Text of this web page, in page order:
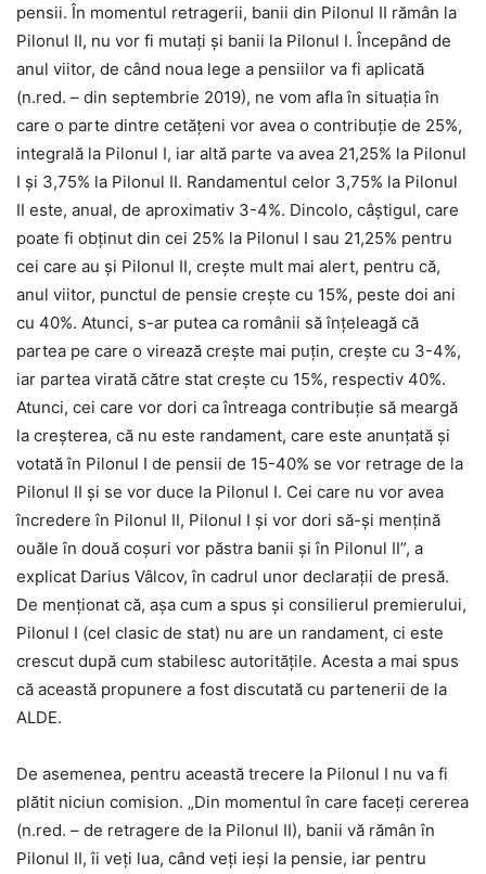
pensii. În momentul retragerii, banii din Pilonul II rămân la
Pilonul II, nu vor fi mutați și banii la Pilonul I. Începând de
anul viitor, de când noua lege a pensiilor va fi aplicată
(n.red. – din septembrie 2019), ne vom afla în situația în
care o parte dintre cetățeni vor avea o contribuție de 25%,
integrală la Pilonul I, iar altă parte va avea 21,25% la Pilonul
I și 3,75% la Pilonul II. Randamentul celor 3,75% la Pilonul
II este, anual, de aproximativ 3-4%. Dincolo, câștigul, care
poate fi obținut din cei 25% la Pilonul I sau 21,25% pentru
cei care au și Pilonul II, crește mult mai alert, pentru că,
anul viitor, punctul de pensie crește cu 15%, peste doi ani
cu 40%. Atunci, s-ar putea ca românii să înțeleagă că
partea pe care o virează crește mai puțin, crește cu 3-4%,
iar partea virată către stat crește cu 15%, respectiv 40%.
Atunci, cei care vor dori ca întreaga contribuție să meargă
la creșterea, că nu este randament, care este anunțată și
votată în Pilonul I de pensii de 15-40% se vor retrage de la
Pilonul II și se vor duce la Pilonul I. Cei care nu vor avea
încredere în Pilonul II, Pilonul I și vor dori să-și mențină
ouăle în două coșuri vor păstra banii și în Pilonul II”, a
explicat Darius Vâlcov, în cadrul unor declarații de presă.
De menționat că, așa cum a spus și consilierul premierului,
Pilonul I (cel clasic de stat) nu are un randament, ci este
crescut după cum stabilesc autoritățile. Acesta a mai spus
că această propunere a fost discutată cu partenerii de la
ALDE.
De asemenea, pentru această trecere la Pilonul I nu va fi
plătit niciun comision. „Din momentul în care faceți cererea
(n.red. – de retragere de la Pilonul II), banii vă rămân în
Pilonul II, îi veți lua, când veți ieși la pensie, iar pentru